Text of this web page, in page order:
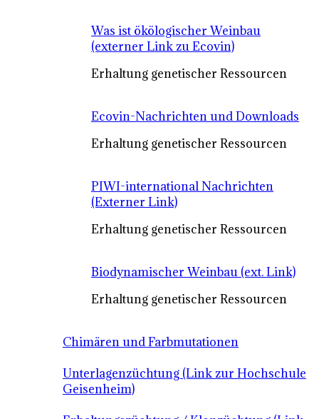
Was ist ökölogischer Weinbau
(externer Link zu Ecovin)
Erhaltung genetischer Ressourcen
Ecovin-Nachrichten und Downloads
Erhaltung genetischer Ressourcen
PIWI-international Nachrichten
(Externer Link)
Erhaltung genetischer Ressourcen
Biodynamischer Weinbau (ext. Link)
Erhaltung genetischer Ressourcen
Chimären und Farbmutationen
Unterlagenzüchtung (Link zur Hochschule
Geisenheim)